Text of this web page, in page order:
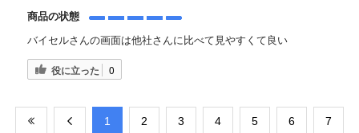
商品の状態
バイセルさんの画面は他社さんに比べて見やすくて良い
役に立った 0
​1 ​2 ​3 ​4 ​5 ​6 ​7